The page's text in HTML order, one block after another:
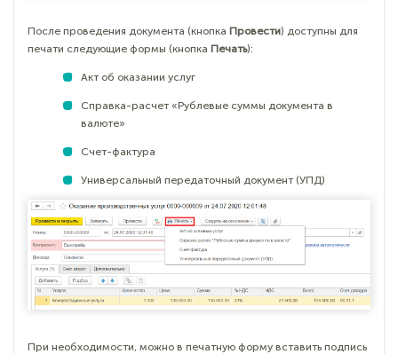
После проведения документа (кнопка Провести) доступны для
печати следующие формы (кнопка Печать):
Акт об оказании услуг
Справка-расчет «Рублевые суммы документа в
валюте»
Счет-фактура
Универсальный передаточный документ (УПД)
При необходимости, можно в печатную форму вставить подпись